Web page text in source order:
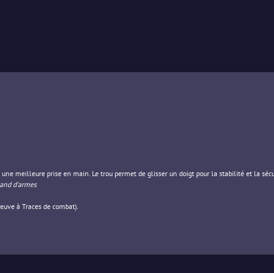
meilleure prise en main. Le trou permet de glisser un doigt pour la stabilité et la
d'armes
à Traces de combat).